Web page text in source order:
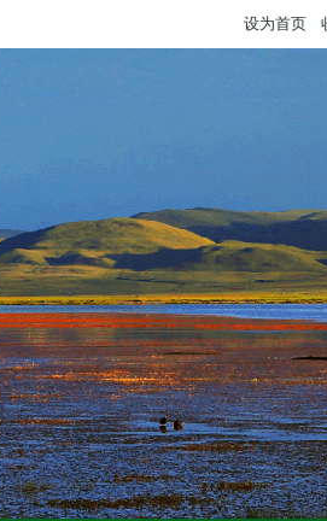
设为首页